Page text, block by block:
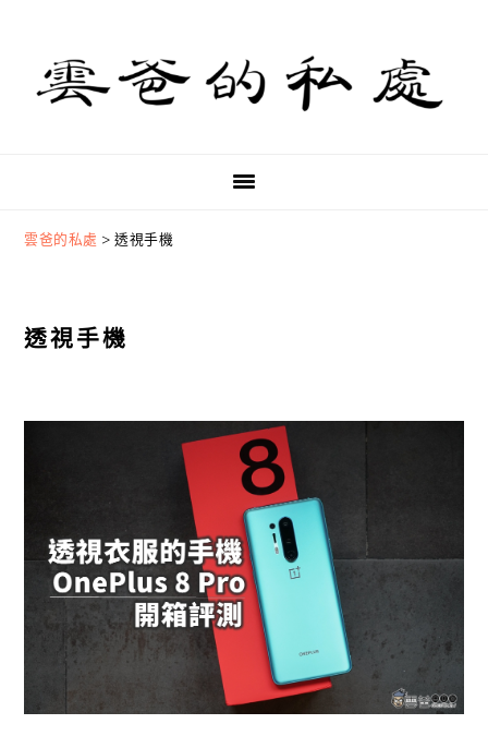
primary
navigation
content
primary
sidebar
雲爸的私處 >透視手機
透視手機